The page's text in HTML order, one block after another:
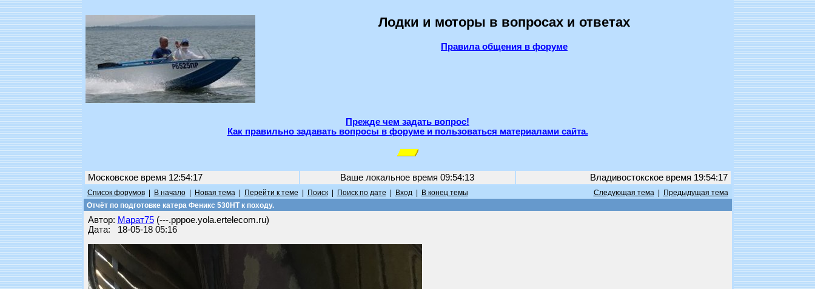
Лодки и моторы в вопросах и ответах
Правила общения в форуме
Прежде чем задать вопрос!
Как правильно задавать вопросы в форуме и пользоваться материалами сайта.
Московское время 12:54:17 Ваше локальное время 09:54:13 Владивостокское время 19:54:17
Список форумов| В начало| Новая тема| Перейти к теме Поиск| Поиск по дате Вход| В конец темы Следующая тема|
Предыдущая тема
Отчёт по подготовке катера Феникс 530НТ к походу.
Автор: Марат75(---.pppoe.yola.ertelecom.ru)
Дата: 18-05-18 05:16